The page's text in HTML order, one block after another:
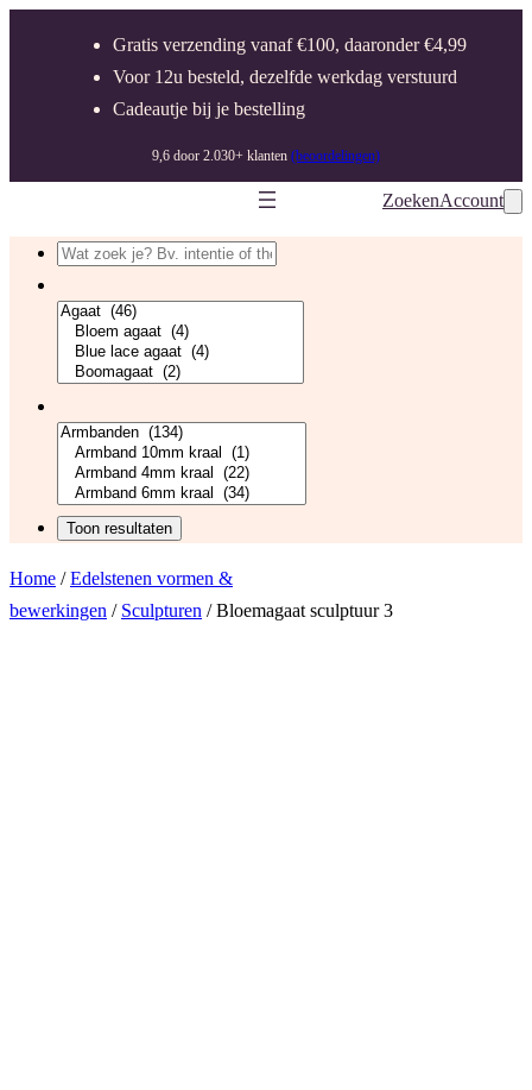
Gratis verzending vanaf €100, daaronder €4,99
Voor 12u besteld, dezelfde werkdag verstuurd
Cadeautje bij je bestelling
9,6 door 2.030+ klanten (beoordelingen)
ZoekenAccount
Home /Edelstenen vormen &
bewerkingen / Sculpturen / Bloemagaat sculptuur 3